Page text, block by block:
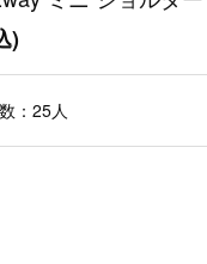
)
：25人